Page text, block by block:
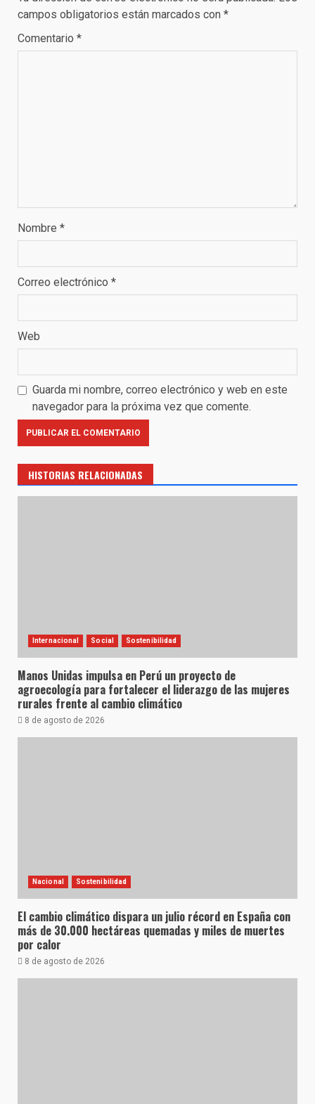
campos obligatorios están marcados con *
Comentario *
Nombre *
Correo electrónico *
Web
Guarda mi nombre, correo electrónico y web en este
navegador para la próxima vez que comente.
HISTORIAS RELACIONADAS
Internacional Social Sostenibilidad
Manos Unidas impulsa en Perú un proyecto de
agroecología para fortalecer el liderazgo de las mujeres
rurales frente al cambio climático
8 de agosto de 2026
Nacional Sostenibilidad
El cambio climático dispara un julio récord en España con
más de 30.000 hectáreas quemadas y miles de muertes
por calor
8 de agosto de 2026